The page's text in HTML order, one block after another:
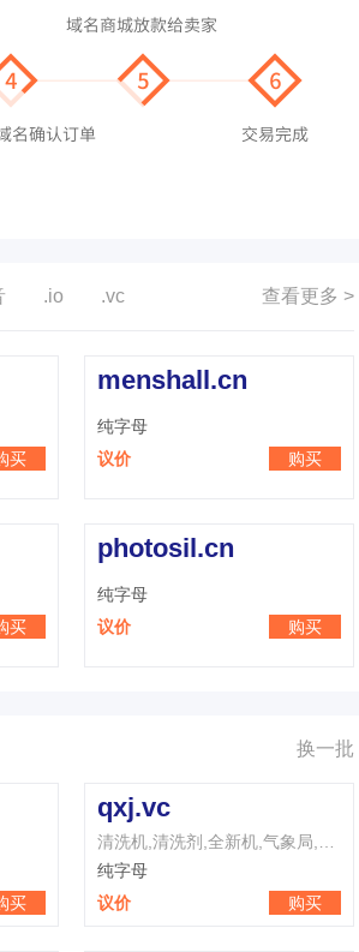
.io .vc 查看更多 >
买
menshall.cn
纯字母
议价
购买
买
photosil.cn
纯字母
议价
购买
换一批
买
qxj.vc
纯字母
议价
购买